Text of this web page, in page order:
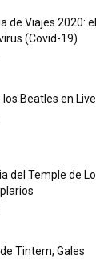
de Viajes 2020:
(Covid-19)
los Beatles en
del Temple de
Tintern, Gales